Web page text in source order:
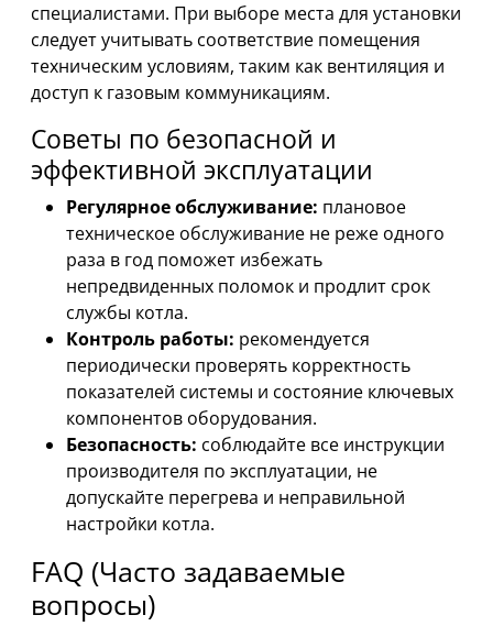
специалистами. При выборе места для установки
следует учитывать соответствие помещения
техническим условиям, таким как вентиляция и
доступ к газовым коммуникациям.
Советы по безопасной и
эффективной эксплуатации
Регулярное обслуживание: плановое
техническое обслуживание не реже одного
раза в год поможет избежать
непредвиденных поломок и продлит срок
службы котла.
Контроль работы: рекомендуется
периодически проверять корректность
показателей системы и состояние ключевых
компонентов оборудования.
Безопасность: соблюдайте все инструкции
производителя по эксплуатации, не
допускайте перегрева и неправильной
настройки котла.
FAQ (Часто задаваемые
вопросы)